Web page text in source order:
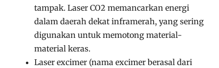
tampak. Laser CO2 memancarkan energi
dalam daerah dekat inframerah, yang sering
digunakan untuk memotong material-
material keras.
Laser excimer (nama excimer berasal dari